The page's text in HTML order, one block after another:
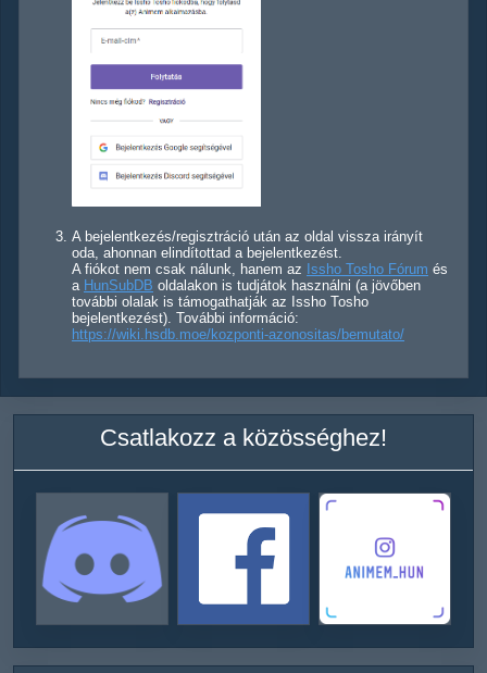
A bejelentkezés/regisztráció után az oldal vissza irányít
oda, ahonnan elindítottad a bejelentkezést.
A fiókot nem csak nálunk, hanem az Issho Tosho Fórum és
a HunSubDB oldalakon is tudjátok használni (a jövőben
további olalak is támogathatják az Issho Tosho
bejelentkezést). További információ:
https://wiki.hsdb.moe/kozponti-azonositas/bemutato/
Csatlakozz a közösséghez!